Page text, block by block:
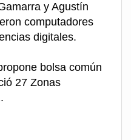
y Agustín
computadores
digitales.
bolsa común
27 Zonas